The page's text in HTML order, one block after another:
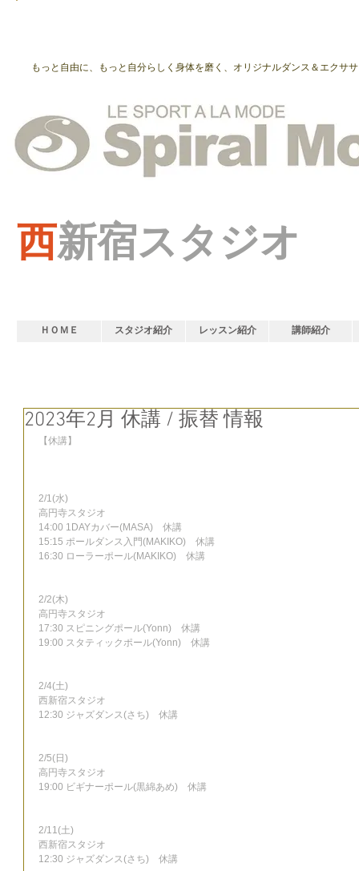
もっと自由に、もっと自分らしく身体を磨く、オリジナルダンス＆エクサ
西新宿スタジオ
ＨＯＭＥ スタジオ紹介 レッスン紹介 講師紹介
2023年2月 休講 / 振替 情報
【休講】
2/1(水)
高円寺スタジオ
14:00 1DAYカバー(MASA)　休講
15:15 ポールダンス入門(MAKIKO)　休講
16:30 ローラーポール(MAKIKO)　休講
2/2(木)
高円寺スタジオ
17:30 スピニングポール(Yonn)　休講
19:00 スタティックポール(Yonn)　休講
2/4(土)
西新宿スタジオ
12:30 ジャズダンス(さち)　休講
2/5(日)
高円寺スタジオ
19:00 ビギナーポール(黒綿あめ)　休講
2/11(土)
西新宿スタジオ
12:30 ジャズダンス(さち)　休講